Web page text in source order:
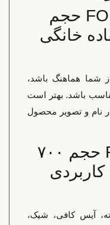
آیا سیروپ تکیلا فو FO حجم
خانگی
شما هماهنگ باشد،
باشد. بهتر است
و تصویر محصول
سیروپ تکیلا فو FO حجم ۷۰۰
آیس کافی، شیک،